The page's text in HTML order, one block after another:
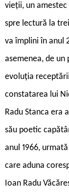
vieții, un amestec
spre lectură la
va împlini în anul
asemenea, de
evoluția
constatarea lui
Radu Stanca era
său poetic
anul 1966,
care aduna
Ioan Radu